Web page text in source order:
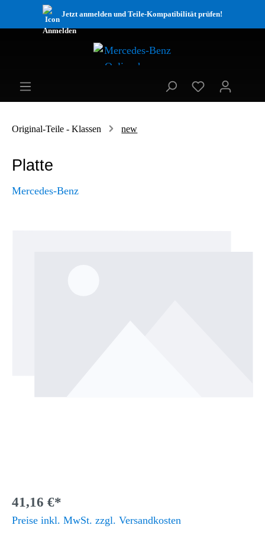
Jetzt anmelden und Teile-Kompatibilität prüfen!
Original-Teile - Klassen new
Platte
Mercedes-Benz
41,16 €*
Preise inkl. MwSt. zzgl. Versandkosten